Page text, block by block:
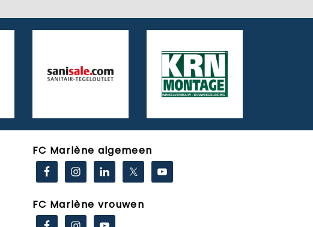
FC Marlène algemeen
FC Marlène vrouwen